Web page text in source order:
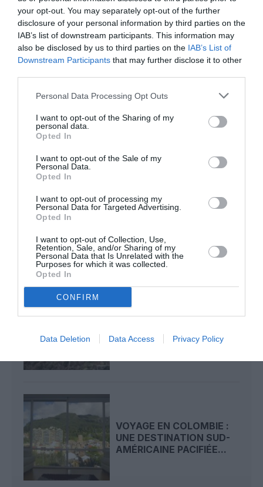
your opt-out. You may separately opt-out of the further
disclosure of your personal information by third parties on the
IAB’s list of downstream participants. This information may
also be disclosed by us to third parties on the IAB’s List of
Downstream Participants that may further disclose it to other
Personal Data Processing Opt Outs
I want to opt-out of the Sharing of my
personal data.
Opted In
I want to opt-out of the Sale of my
Personal Data.
Opted In
I want to opt-out of processing my
Personal Data for Targeted Advertising.
Opted In
I want to opt-out of Collection, Use,
Retention, Sale, and/or Sharing of my
Personal Data that Is Unrelated with the
Purposes for which it was collected.
Opted In
CONFIRM
Data Deletion Data Access Privacy Policy
NDR
a commenté l'article :
Le ciel n’a jamais été aussi chargé : record de 153 359
vols commerciaux le 23 juillet 2026
AVIANCA INTÈGRE DEUX
AIRBUS A330NEO À SA
COURRIER...
QUINZE MORTS DANS LE
COLOMBIE APRÈS
L’ACCIDENT...
VOYAGE EN COLOMBIE :
UNE DESTINATION SUD-
AMÉRICAINE PACIFIÉE...